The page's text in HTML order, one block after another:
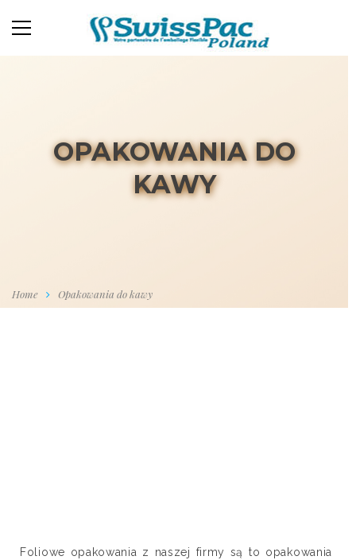
OPAKOWANIA DO
KAWY
Home Opakowania do kawy
Foliowe opakowania z naszej firmy są to opakowania